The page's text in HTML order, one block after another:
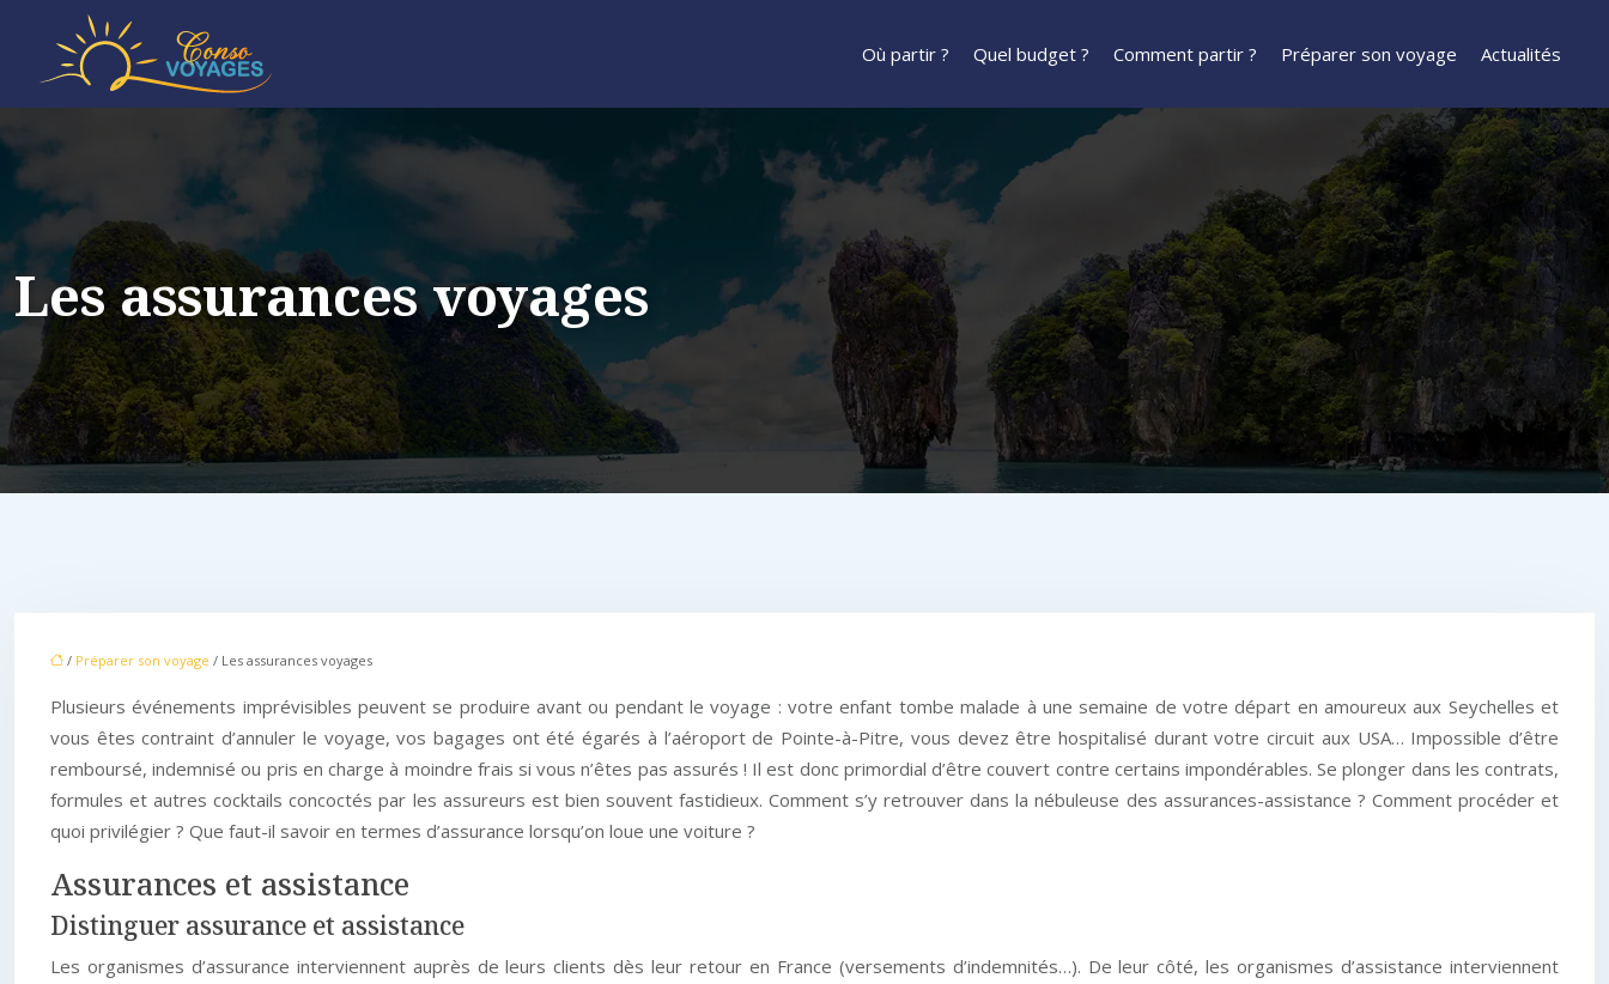
Où partir ? Quel budget ? Comment partir ? Préparer son voyage Actualités
Les assurances voyages
/ Préparer son voyage / Les assurances voyages
Plusieurs événements imprévisibles peuvent se produire avant ou pendant le voyage : votre enfant tombe malade à une semaine de votre départ en amoureux aux Seychelles et
vous êtes contraint d’annuler le voyage, vos bagages ont été égarés à l’aéroport de Pointe-à-Pitre, vous devez être hospitalisé durant votre circuit aux USA… Impossible d’être
remboursé, indemnisé ou pris en charge à moindre frais si vous n’êtes pas assurés ! Il est donc primordial d’être couvert contre certains impondérables. Se plonger dans les contrats,
formules et autres cocktails concoctés par les assureurs est bien souvent fastidieux. Comment s’y retrouver dans la nébuleuse des assurances-assistance ? Comment procéder et
quoi privilégier ? Que faut-il savoir en termes d’assurance lorsqu’on loue une voiture ?
Assurances et assistance
Distinguer assurance et assistance
Les organismes d’assurance interviennent auprès de leurs clients dès leur retour en France (versements d’indemnités…). De leur côté, les organismes d’assistance interviennent